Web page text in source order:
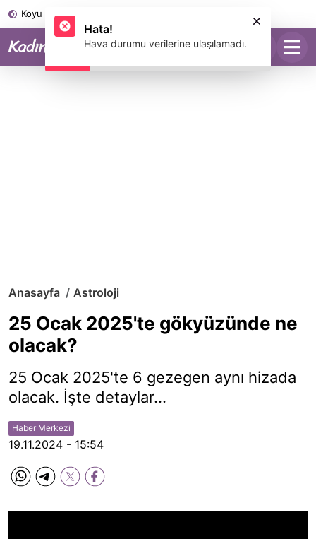
Koyu Mod
Anasayfa Astroloji
25 Ocak 2025'te gökyüzünde ne
olacak?
25 Ocak 2025'te 6 gezegen aynı hizada
olacak. İşte detaylar...
Haber Merkezi
19.11.2024 - 15:54
Hata!
Hava durumu verilerine ulaşılamadı.